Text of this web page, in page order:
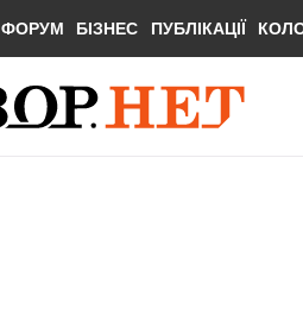
ФОРУМ БІЗНЕС ПУБЛІКАЦІЇ